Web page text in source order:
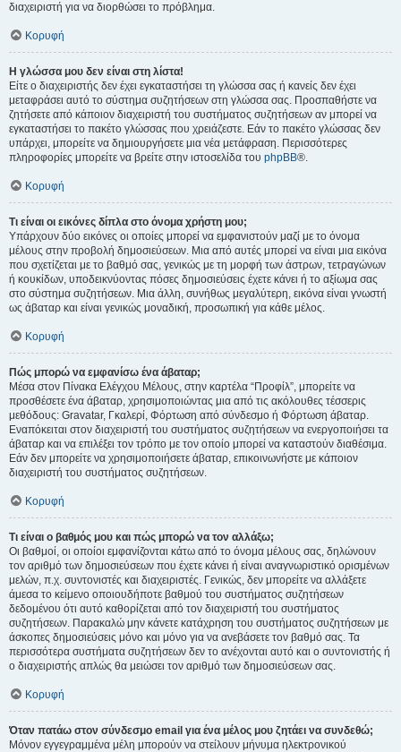
διαχειριστή για να διορθώσει το πρόβλημα.
Κορυφή
Η γλώσσα μου δεν είναι στη λίστα!
Είτε ο διαχειριστής δεν έχει εγκαταστήσει τη γλώσσα σας ή κανείς δεν έχει
μεταφράσει αυτό το σύστημα συζητήσεων στη γλώσσα σας. Προσπαθήστε να
ζητήσετε από κάποιον διαχειριστή του συστήματος συζητήσεων αν μπορεί να
εγκαταστήσει το πακέτο γλώσσας που χρειάζεστε. Εάν το πακέτο γλώσσας δεν
υπάρχει, μπορείτε να δημιουργήσετε μια νέα μετάφραση. Περισσότερες
πληροφορίες μπορείτε να βρείτε στην ιστοσελίδα του phpBB®.
Κορυφή
Τι είναι οι εικόνες δίπλα στο όνομα χρήστη μου;
Υπάρχουν δύο εικόνες οι οποίες μπορεί να εμφανιστούν μαζί με το όνομα
μέλους στην προβολή δημοσιεύσεων. Μια από αυτές μπορεί να είναι μια εικόνα
που σχετίζεται με το βαθμό σας, γενικώς με τη μορφή των άστρων, τετραγώνων
ή κουκίδων, υποδεικνύοντας πόσες δημοσιεύσεις έχετε κάνει ή το αξίωμα σας
στο σύστημα συζητήσεων. Μια άλλη, συνήθως μεγαλύτερη, εικόνα είναι γνωστή
ως άβαταρ και είναι γενικώς μοναδική, προσωπική για κάθε μέλος.
Κορυφή
Πώς μπορώ να εμφανίσω ένα άβαταρ;
Μέσα στον Πίνακα Ελέγχου Μέλους, στην καρτέλα “Προφίλ”, μπορείτε να
προσθέσετε ένα άβαταρ, χρησιμοποιώντας μια από τις ακόλουθες τέσσερις
μεθόδους: Gravatar, Γκαλερί, Φόρτωση από σύνδεσμο ή Φόρτωση άβαταρ.
Εναπόκειται στον διαχειριστή του συστήματος συζητήσεων να ενεργοποιήσει τα
άβαταρ και να επιλέξει τον τρόπο με τον οποίο μπορεί να καταστούν διαθέσιμα.
Εάν δεν μπορείτε να χρησιμοποιήσετε άβαταρ, επικοινωνήστε με κάποιον
διαχειριστή του συστήματος συζητήσεων.
Κορυφή
Τι είναι ο βαθμός μου και πώς μπορώ να τον αλλάξω;
Οι βαθμοί, οι οποίοι εμφανίζονται κάτω από το όνομα μέλους σας, δηλώνουν
τον αριθμό των δημοσιεύσεων που έχετε κάνει ή είναι αναγνωριστικό ορισμένων
μελών, π.χ. συντονιστές και διαχειριστές. Γενικώς, δεν μπορείτε να αλλάξετε
άμεσα το κείμενο οποιουδήποτε βαθμού του συστήματος συζητήσεων
δεδομένου ότι αυτό καθορίζεται από τον διαχειριστή του συστήματος
συζητήσεων. Παρακαλώ μην κάνετε κατάχρηση του συστήματος συζητήσεων με
άσκοπες δημοσιεύσεις μόνο και μόνο για να ανεβάσετε τον βαθμό σας. Τα
περισσότερα συστήματα συζητήσεων δεν το ανέχονται αυτό και ο συντονιστής ή
ο διαχειριστής απλώς θα μειώσει τον αριθμό των δημοσιεύσεων σας.
Κορυφή
Όταν πατάω στον σύνδεσμο email για ένα μέλος μου ζητάει να συνδεθώ;
Μόνον εγγεγραμμένα μέλη μπορούν να στείλουν μήνυμα ηλεκτρονικού